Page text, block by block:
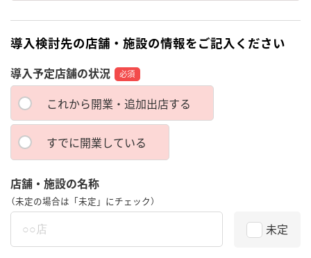
導入検討先の店舗・施設の情報をご記入ください
導入予定店舗の状況 必須
これから開業・追加出店する
すでに開業している
店舗・施設の名称
（未定の場合は「未定」にチェック）
未定